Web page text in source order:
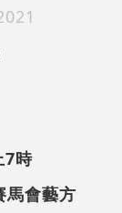
7時
馬會藝方